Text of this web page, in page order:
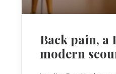
Back pain, a
modern